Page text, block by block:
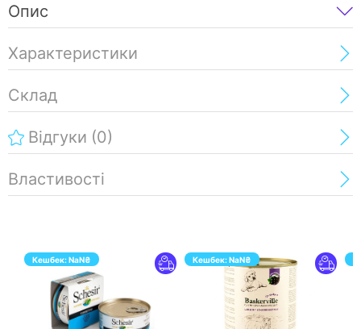
Опис
Характеристики
Склад
Відгуки (0)
Властивості
Кешбек:NaN₴ Кешбек:NaN₴